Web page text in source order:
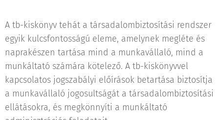
A tb-kiskönyv tehát a társadalombiztosítási rendszer
egyik kulcsfontosságú eleme, amelynek megléte és
naprakészen tartása mind a munkavállaló, mind a
munkáltató számára kötelező. A tb-kiskönyvvel
kapcsolatos jogszabályi előírások betartása biztosítja
a munkavállaló jogosultságát a társadalombiztosítási
ellátásokra, és megkönnyíti a munkáltató